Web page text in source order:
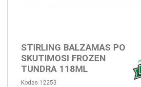
STIRLING BALZAMAS PO
SKUTIMOSI FROZEN
TUNDRA 118ML
Kodas 12253